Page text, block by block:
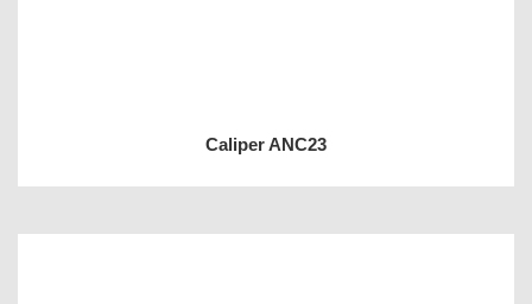
Caliper ANC23